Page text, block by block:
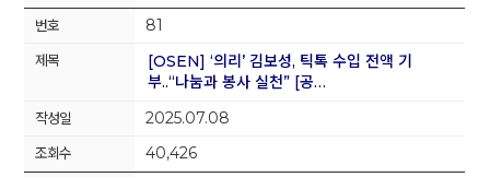
81
[OSEN] ‘의리’ 김보성, 틱톡 수입 전액 기
부..“나눔과 봉사 실천” [공…
2025.07.08
40,426